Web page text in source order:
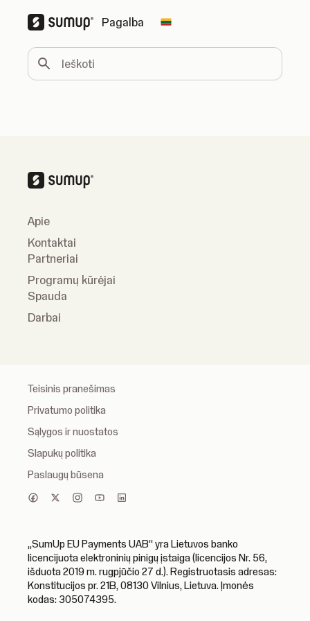
Pagalba Change country
Ieškoti
Apie
Kontaktai
Partneriai
Programų kūrėjai
Spauda
Darbai
Teisinis pranešimas
Privatumo politika
Sąlygos ir nuostatos
Slapukų politika
Paslaugų būsena
„SumUp EU Payments UAB“ yra Lietuvos banko
licencijuota elektroninių pinigų įstaiga (licencijos Nr. 56,
išduota 2019 m. rugpjūčio 27 d.). Registruotasis adresas:
Konstitucijos pr. 21B, 08130 Vilnius, Lietuva. Įmonės
kodas: 305074395.